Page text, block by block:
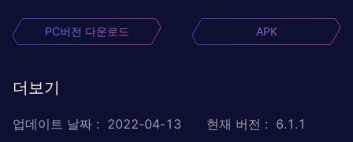
PC버전 다운로드 APK
더보기
업데이트 날짜 : 2022-04-13 현재 버전 : 6.1.1